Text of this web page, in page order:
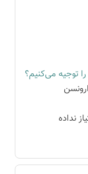
توجیه می‌کنیم؟